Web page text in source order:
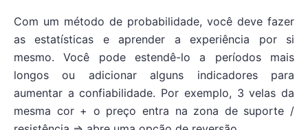
Com um método de probabilidade, você deve fazer
as estatísticas e aprender a experiência por si
mesmo. Você pode estendê-lo a períodos mais
longos ou adicionar alguns indicadores para
aumentar a confiabilidade. Por exemplo, 3 velas da
mesma cor + o preço entra na zona de suporte /